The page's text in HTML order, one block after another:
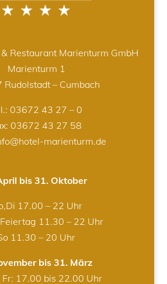
Restaurant Marienturm GmbH
Marienturm 1
Rudolstadt – Cumbach
03672 43 27 – 0
03672 43 27 58
marienturm.de
bis 31. Oktober
17.00 – 22 Uhr
11.30 – 22 Uhr
11.30 – 20 Uhr
bis 31. März
Fr: 17.00 bis 22.00 Uhr